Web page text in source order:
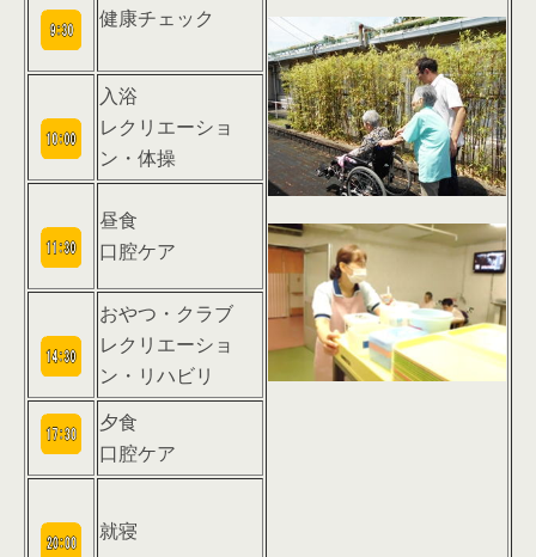
健康チェック
入浴
レクリエーショ
ン・体操
昼食
口腔ケア
おやつ・クラブ
レクリエーショ
ン・リハビリ
夕食
口腔ケア
就寝